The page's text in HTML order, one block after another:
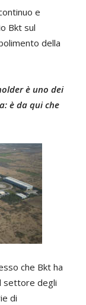
e
Bkt sul
della
è uno dei
è da qui che
che Bkt ha
settore degli
di